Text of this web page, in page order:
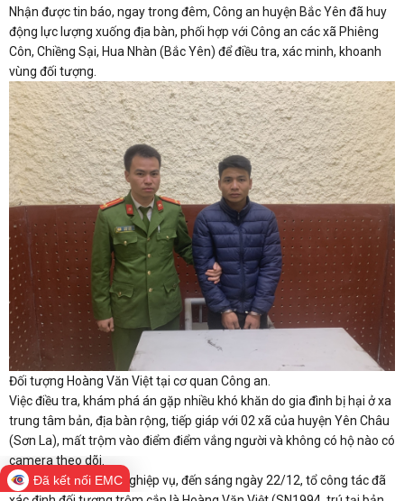
Nhận được tin báo, ngay trong đêm, Công an huyện Bắc Yên đã huy
động lực lượng xuống địa bàn, phối hợp với Công an các xã Phiêng
Côn, Chiềng Sại, Hua Nhàn (Bắc Yên) để điều tra, xác minh, khoanh
vùng đối tượng.
Đối tượng Hoàng Văn Việt tại cơ quan Công an.
Việc điều tra, khám phá án gặp nhiều khó khăn do gia đình bị hại ở xa
trung tâm bản, địa bàn rộng, tiếp giáp với 02 xã của huyện Yên Châu
(Sơn La), mất trộm vào điểm điểm vắng người và không có hộ nào có
camera theo dõi.
Bằng các biện pháp nghiệp vụ, đến sáng ngày 22/12, tổ công tác đã
Đã kết nối EMC